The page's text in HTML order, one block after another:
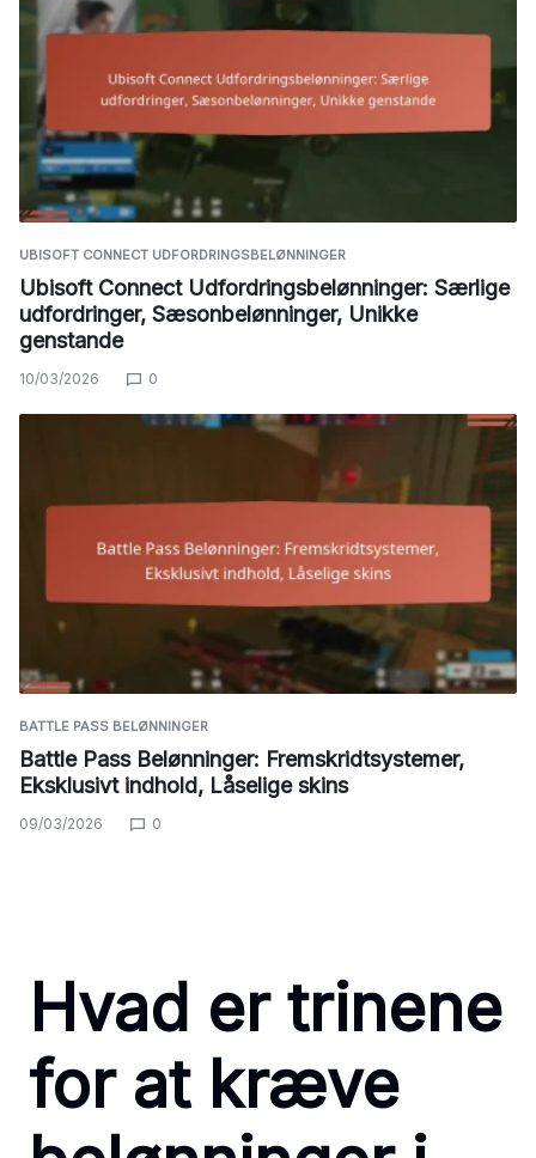
UBISOFT CONNECT UDFORDRINGSBELØNNINGER
Ubisoft Connect Udfordringsbelønninger: Særlige
udfordringer, Sæsonbelønninger, Unikke
genstande
10/03/2026 0
BATTLE PASS BELØNNINGER
Battle Pass Belønninger: Fremskridtsystemer,
Eksklusivt indhold, Låselige skins
09/03/2026 0
Hvad er trinene
for at kræve